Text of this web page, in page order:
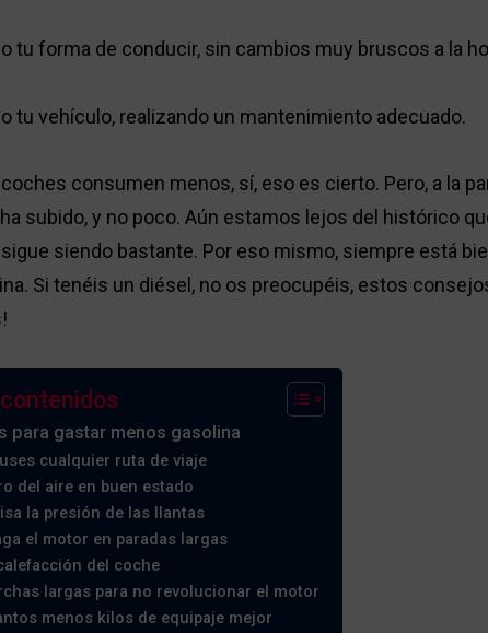
tu forma de conducir, sin cambios muy bruscos a la
tu vehículo, realizando un mantenimiento adecuado.
consumen menos, sí, eso es cierto. Pero, a la
subido, y no poco. Aún estamos lejos del histórico
siendo bastante. Por eso mismo, siempre está
Si tenéis un diésel, no os preocupéis, estos
para gastar menos gasolina
cualquier ruta de viaje
del aire en buen estado
la presión de las llantas
el motor en paradas largas
del coche
largas para no revolucionar el motor
menos kilos de equipaje mejor